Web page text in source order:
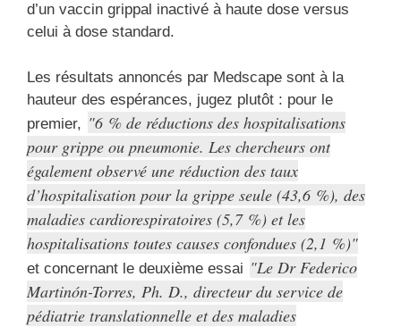
d’un vaccin grippal inactivé à haute dose versus
celui à dose standard.
Les résultats annoncés par Medscape sont à la
hauteur des espérances, jugez plutôt : pour le
premier,
6 % de réductions des hospitalisations
pour grippe ou pneumonie. Les chercheurs ont
également observé une réduction des taux
d’hospitalisation pour la grippe seule (43,6 %), des
maladies cardiorespiratoires (5,7 %) et les
hospitalisations toutes causes confondues (2,1 %)
et concernant le deuxième essai
Le Dr Federico
Martinón-Torres, Ph. D., directeur du service de
pédiatrie translationnelle et des maladies